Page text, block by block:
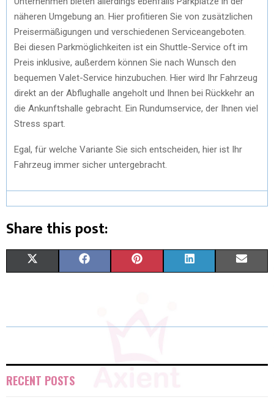
näheren Umgebung an. Hier profitieren Sie von zusätzlichen
Preisermäßigungen und verschiedenen Serviceangeboten.
Bei diesen Parkmöglichkeiten ist ein Shuttle-Service oft im
Preis inklusive, außerdem können Sie nach Wunsch den
bequemen Valet-Service hinzubuchen. Hier wird Ihr Fahrzeug
direkt an der Abflughalle angeholt und Ihnen bei Rückkehr an
die Ankunftshalle gebracht. Ein Rundumservice, der Ihnen viel
Stress spart.
Egal, für welche Variante Sie sich entscheiden, hier ist Ihr
Fahrzeug immer sicher untergebracht.
Share this post:
W E T K I
RECENT POSTS